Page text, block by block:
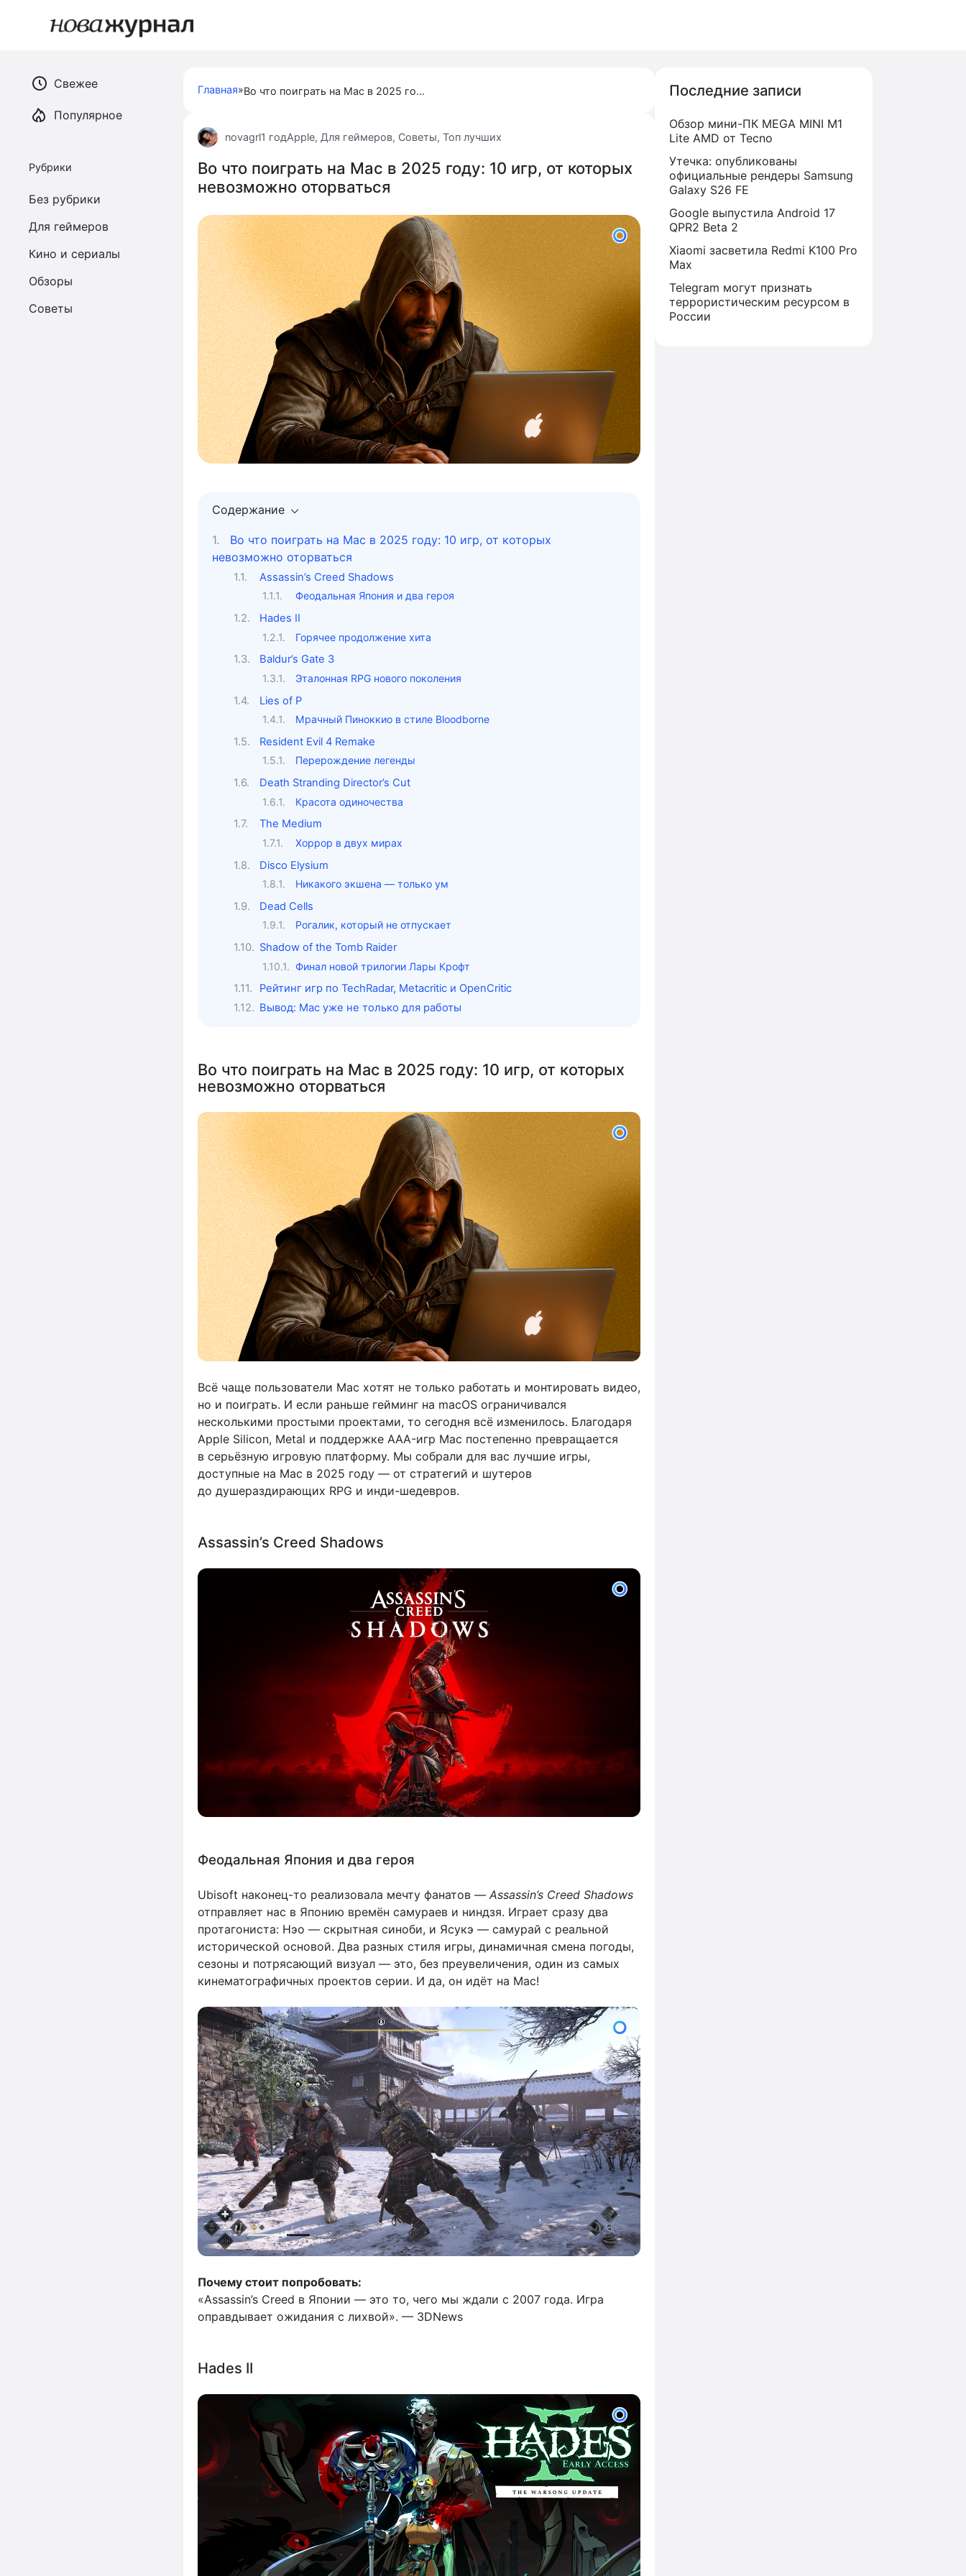
Главная» Во что поиграть на Mac в 2025 году: 10 игр, от которых невозможно оторваться
novagrl1 годApple, Для геймеров, Советы, Топ лучших
Во что поиграть на Mac в 2025 году: 10 игр, от которых
невозможно оторваться
Содержание
Во что поиграть на Mac в 2025 году: 10 игр, от которых
невозможно оторваться
Assassin’s Creed Shadows
Феодальная Япония и два героя
Hades II
Горячее продолжение хита
Baldur’s Gate 3
Эталонная RPG нового поколения
Lies of P
Мрачный Пиноккио в стиле Bloodborne
Resident Evil 4 Remake
Перерождение легенды
Death Stranding Director’s Cut
Красота одиночества
The Medium
Хоррор в двух мирах
Disco Elysium
Никакого экшена — только ум
Dead Cells
Рогалик, который не отпускает
Shadow of the Tomb Raider
Финал новой трилогии Лары Крофт
Рейтинг игр по TechRadar, Metacritic и OpenCritic
Вывод: Mac уже не только для работы
Во что поиграть на Mac в 2025 году: 10 игр, от которых
невозможно оторваться
Всё чаще пользователи Mac хотят не только работать и монтировать видео,
но и поиграть. И если раньше гейминг на macOS ограничивался
несколькими простыми проектами, то сегодня всё изменилось. Благодаря
Apple Silicon, Metal и поддержке AAA-игр Mac постепенно превращается
в серьёзную игровую платформу. Мы собрали для вас лучшие игры,
доступные на Mac в 2025 году — от стратегий и шутеров
до душераздирающих RPG и инди-шедевров.
Assassin’s Creed Shadows
Феодальная Япония и два героя
Ubisoft наконец-то реализовала мечту фанатов — Assassin’s Creed Shadows
отправляет нас в Японию времён самураев и ниндзя. Играет сразу два
протагониста: Нэо — скрытная синоби, и Ясукэ — самурай с реальной
исторической основой. Два разных стиля игры, динамичная смена погоды,
сезоны и потрясающий визуал — это, без преувеличения, один из самых
кинематографичных проектов серии. И да, он идёт на Mac!
Почему стоит попробовать:
«Assassin’s Creed в Японии — это то, чего мы ждали с 2007 года. Игра
оправдывает ожидания с лихвой». — 3DNews
Hades II
Свежее
Популярное
Рубрики
Без рубрики
Для геймеров
Кино и сериалы
Обзоры
Советы
Последние записи
Обзор мини-ПК MEGA MINI M1
Lite AMD от Tecno
Утечка: опубликованы
официальные рендеры Samsung
Galaxy S26 FE
Google выпустила Android 17
QPR2 Beta 2
Xiaomi засветила Redmi K100 Pro
Max
Telegram могут признать
террористическим ресурсом в
России